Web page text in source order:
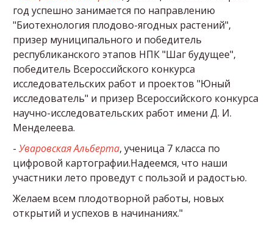
год успешно занимается по направлению
"Биотехнология плодово-ягодных растений",
призер муниципального и победитель
республиканского этапов НПК "Шаг будущее",
победитель Всероссийского конкурса
исследовательских работ и проектов "Юный
исследователь" и призер Всероссийского конкурса
научно-исследовательских работ имени Д. И.
Менделеева.
- Уваровская Альберта, ученица 7 класса по
цифровой картографии.Надеемся, что наши
участники лето проведут с пользой и радостью.
Желаем всем плодотворной работы, новых
открытий и успехов в начинаниях."